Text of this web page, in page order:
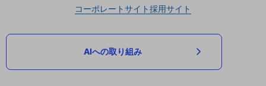
コーポレートサイト採用サイト
AIへの取り組み